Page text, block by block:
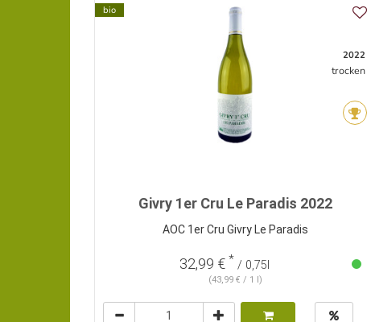
bio
2022
trocken
Givry 1er Cru Le Paradis 2022
AOC 1er Cru Givry Le Paradis
32,99 € * / 0,75l
(43,99 € / 1 l)